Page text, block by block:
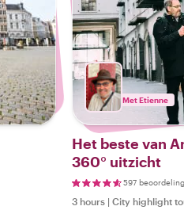
Met Etienne
Het beste van
360° uitzicht
597
3 hours | City highlight